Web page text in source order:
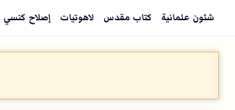
شئون علمانية كتاب مقدس لاهوتيات إصلاح كنسي